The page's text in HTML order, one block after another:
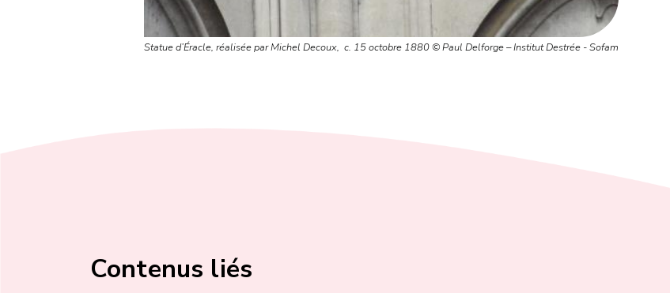
Statue d’Éracle, réalisée par Michel Decoux, c. 15 octobre 1880 © Paul Delforge – Institut Destrée - Sofam
Contenus liés